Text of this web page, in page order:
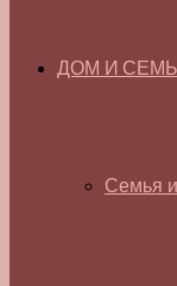
ДОМ И
Семья